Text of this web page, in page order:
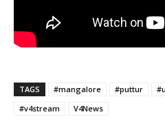
TAGS #mangalore #puttur
#v4stream
V4News